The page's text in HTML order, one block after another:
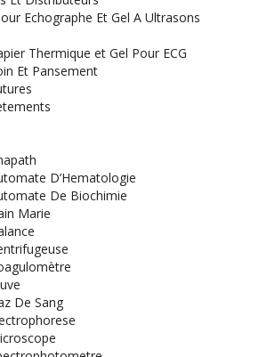
Echographe Et Gel A Ultrasons
Thermique et Gel Pour ECG
Et Pansement
D’Hematologie
De Biochimie
Marie
De Sang